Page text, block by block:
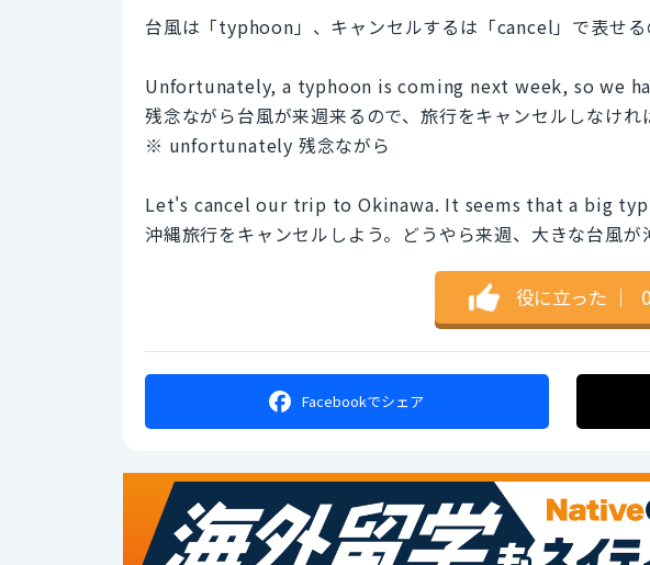
台風は「typhoon」、キャンセルするは「cancel」で表せる
Unfortunately, a typhoon is coming next week, so we
残念ながら台風が来週来るので、旅行をキャンセルしなけれ
※ unfortunately 残念ながら
Let's cancel our trip to Okinawa. It seems that a big
沖縄旅行をキャンセルしよう。どうやら来週、大きな台風が
役に立った ｜ 0
Facebookでシェア